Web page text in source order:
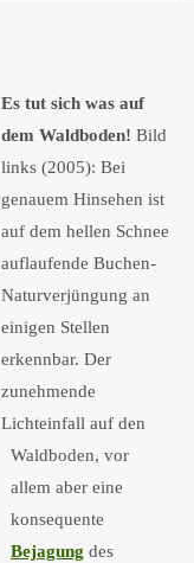
Es tut sich was auf
dem Waldboden! Bild
links (2005): Bei
genauem Hinsehen ist
auf dem hellen Schnee
auflaufende Buchen-
Naturverjüngung an
einigen Stellen
erkennbar. Der
zunehmende
Lichteinfall auf den
Waldboden, vor
allem aber eine
konsequente
Bejagung des